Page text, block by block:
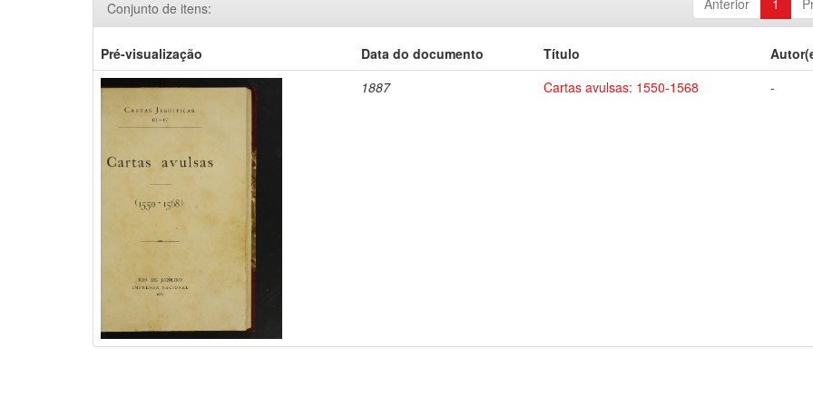
Anterior 1
Conjunto de itens:
Pré-visualização Data do documento Título
1887
Cartas avulsas: 1550-1568 -